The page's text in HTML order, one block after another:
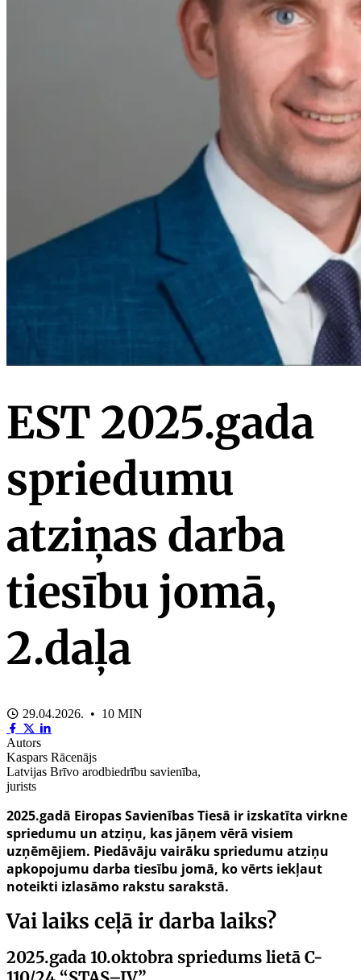
EST 2025.gada
spriedumu
atziņas darba
tiesību jomā,
2.daļa
29.04.2026. • 10 MIN
Autors
Kaspars Rācenājs
Latvijas Brīvo arodbiedrību savienība,
jurists
2025.gadā Eiropas Savienības Tiesā ir izskatīta virkne
spriedumu un atziņu, kas jāņem vērā visiem
uzņēmējiem. Piedāvāju vairāku spriedumu atziņu
apkopojumu darba tiesību jomā, ko vērts iekļaut
noteikti izlasāmo rakstu sarakstā.
Vai laiks ceļā ir darba laiks?
2025.gada 10.oktobra spriedums lietā C-